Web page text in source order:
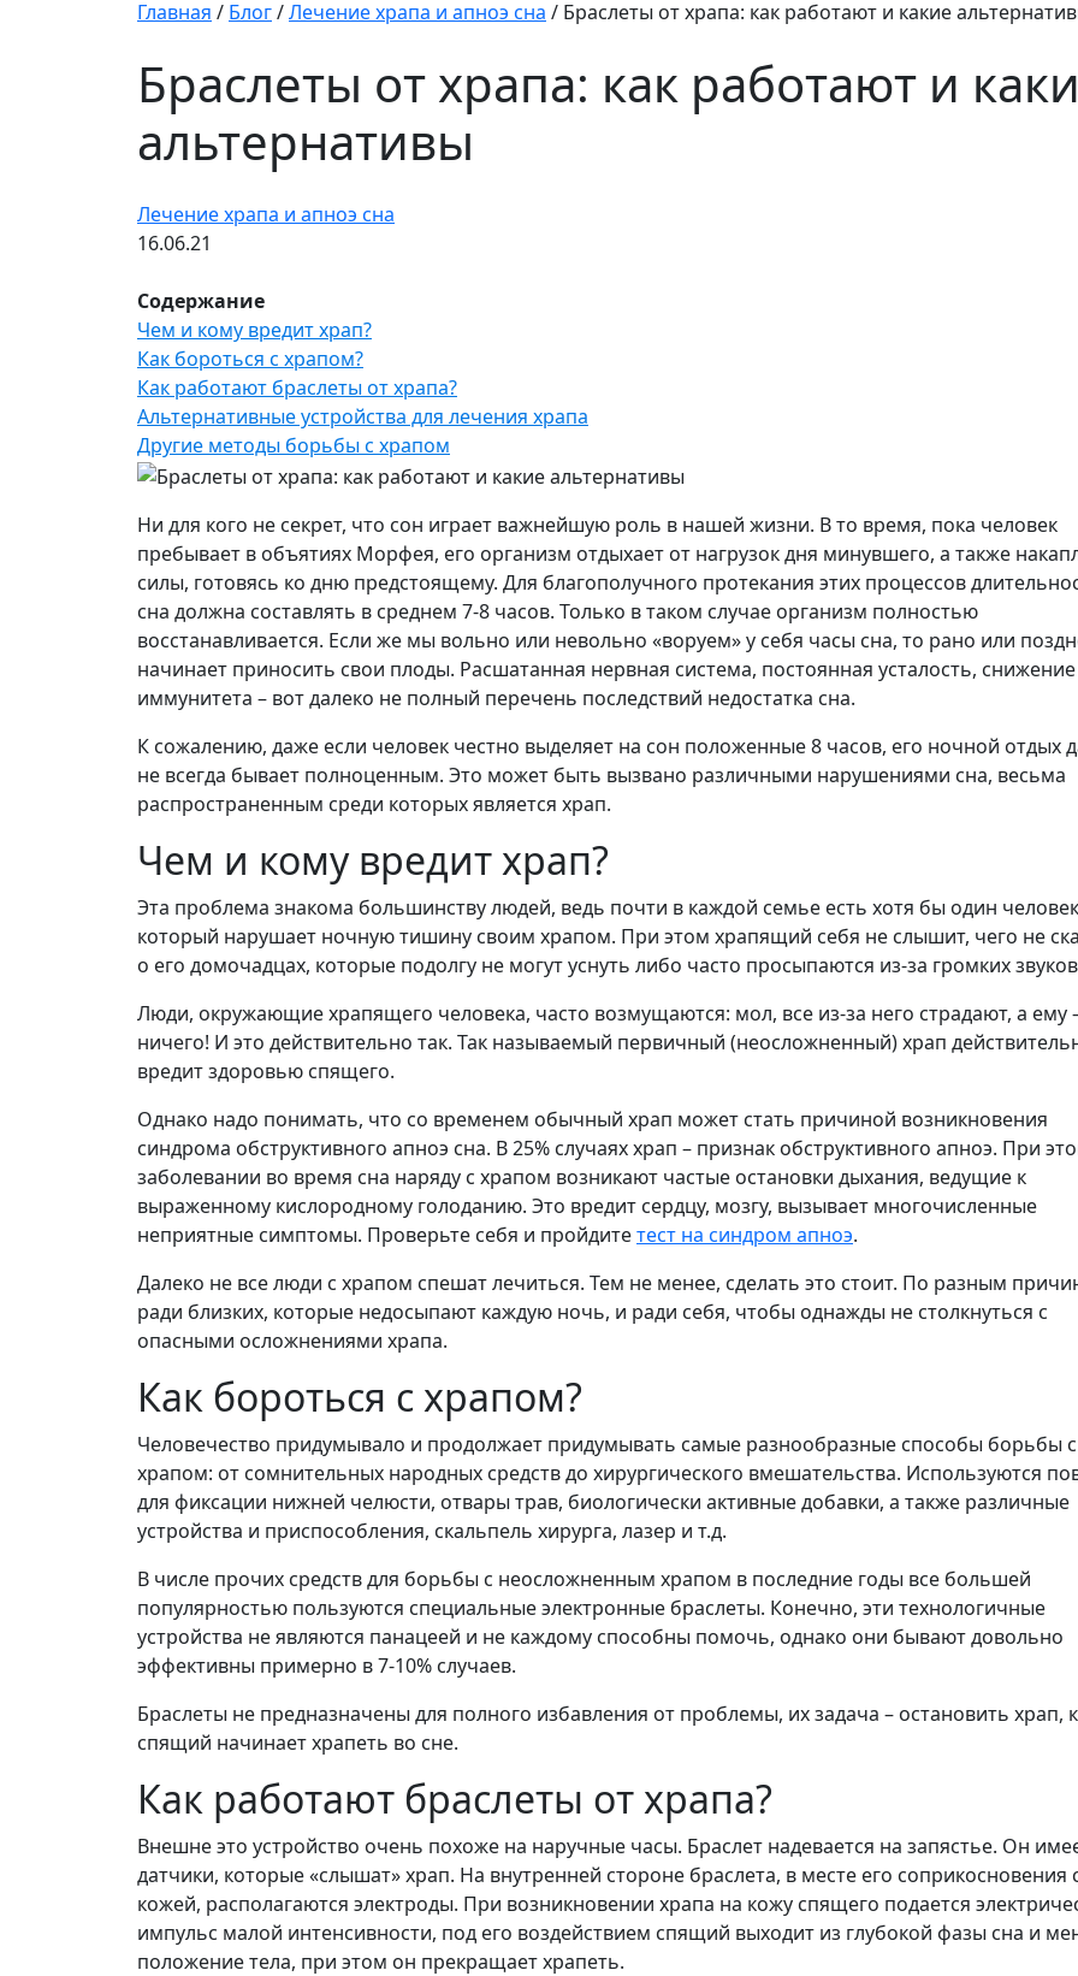
Главная / Блог/Лечение храпа и апноэ сна / Браслеты от храпа: как работают и какие
Браслеты от храпа: как работают и
альтернативы
Лечение храпа и апноэ сна
16.06.21
Содержание
Чем и кому вредит храп?
Как бороться с храпом?
Как работают браслеты от храпа?
Альтернативные устройства для лечения храпа
Другие методы борьбы с храпом
Ни для кого не секрет, что сон играет важнейшую роль в нашей жизни. В то время, пока человек
пребывает в объятиях Морфея, его организм отдыхает от нагрузок дня минувшего, а также
силы, готовясь ко дню предстоящему. Для благополучного протекания этих процессов
сна должна составлять в среднем 7-8 часов. Только в таком случае организм полностью
восстанавливается. Если же мы вольно или невольно «воруем» у себя часы сна, то рано или
начинает приносить свои плоды. Расшатанная нервная система, постоянная усталость, снижение
иммунитета – вот далеко не полный перечень последствий недостатка сна.
К сожалению, даже если человек честно выделяет на сон положенные 8 часов, его ночной отдых
не всегда бывает полноценным. Это может быть вызвано различными нарушениями сна, весьма
распространенным среди которых является храп.
Чем и кому вредит храп?
Эта проблема знакома большинству людей, ведь почти в каждой семье есть хотя бы один
который нарушает ночную тишину своим храпом. При этом храпящий себя не слышит, чего не
о его домочадцах, которые подолгу не могут уснуть либо часто просыпаются из-за громких
Люди, окружающие храпящего человека, часто возмущаются: мол, все из-за него страдают, а ему
ничего! И это действительно так. Так называемый первичный (неосложненный) храп
вредит здоровью спящего.
Однако надо понимать, что со временем обычный храп может стать причиной возникновения
синдрома обструктивного апноэ сна. В 25% случаях храп – признак обструктивного апноэ. При
заболевании во время сна наряду с храпом возникают частые остановки дыхания, ведущие к
выраженному кислородному голоданию. Это вредит сердцу, мозгу, вызывает многочисленные
неприятные симптомы. Проверьте себя и пройдитетест на синдром апноэ.
Далеко не все люди с храпом спешат лечиться. Тем не менее, сделать это стоит. По разным
ради близких, которые недосыпают каждую ночь, и ради себя, чтобы однажды не столкнуться с
опасными осложнениями храпа.
Как бороться с храпом?
Человечество придумывало и продолжает придумывать самые разнообразные способы борьбы с
храпом: от сомнительных народных средств до хирургического вмешательства. Используются
для фиксации нижней челюсти, отвары трав, биологически активные добавки, а также различные
устройства и приспособления, скальпель хирурга, лазер и т.д.
В числе прочих средств для борьбы с неосложненным храпом в последние годы все большей
популярностью пользуются специальные электронные браслеты. Конечно, эти технологичные
устройства не являются панацеей и не каждому способны помочь, однако они бывают довольно
эффективны примерно в 7-10% случаев.
Браслеты не предназначены для полного избавления от проблемы, их задача – остановить храп,
спящий начинает храпеть во сне.
Как работают браслеты от храпа?
Внешне это устройство очень похоже на наручные часы. Браслет надевается на запястье. Он
датчики, которые «слышат» храп. На внутренней стороне браслета, в месте его соприкосновения
кожей, располагаются электроды. При возникновении храпа на кожу спящего подается
импульс малой интенсивности, под его воздействием спящий выходит из глубокой фазы сна и
положение тела, при этом он прекращает храпеть.